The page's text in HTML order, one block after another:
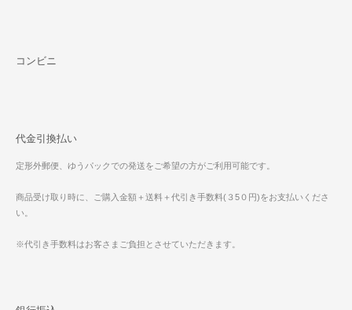
コンビニ
代金引換払い
定形外郵便、ゆうパックでの発送をご希望の方がご利用可能です。
商品受け取り時に、ご購入金額＋送料＋代引き手数料(３5０円)をお支払いくださ
い。
※代引き手数料はお客さまご負担とさせていただきます。